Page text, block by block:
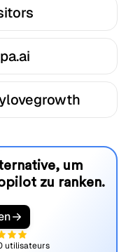
um
zu ranken.
utilisateurs